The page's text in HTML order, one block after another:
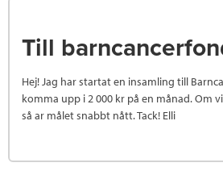
Till
Hej! Jag har startat en insamling till
komma upp i 2 000 kr på en månad. Om
så ar målet snabbt nått. Tack! Elli